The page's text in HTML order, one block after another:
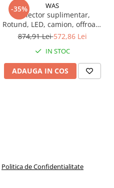
-35% WAS
Proiector suplimentar,
Rotund, LED, camion, offroad,
23.5cm, 12/24V, W116 30
874,91 Lei572,86 Lei
IN STOC
ADAUGA IN COS
Politica de Confidentialitate